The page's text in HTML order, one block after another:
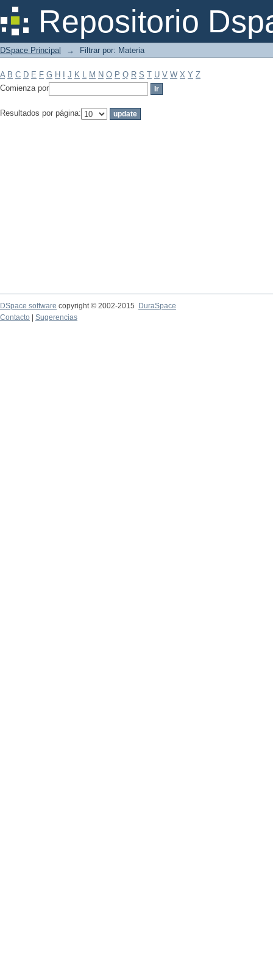
Repositorio
Filtrar por: Materia
DSpace Principal → Filtrar por: Materia
A B C D E F G H J K L M N O P Q R S T U V W X Y Z
Comienza por
Resultados por página:
DSpace software copyright © 2002-2015
DuraSpace
Contacto
Sugerencias